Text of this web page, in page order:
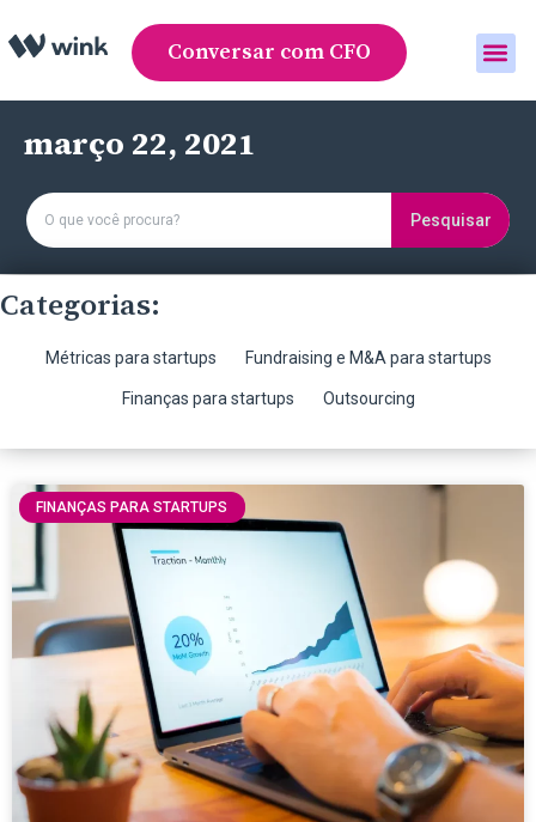
Conversar com CFO
março 22, 2021
Pesquisar
Categorias:
Métricas para startups Fundraising e M&A para startups
Finanças para startups Outsourcing
FINANÇAS PARA STARTUPS